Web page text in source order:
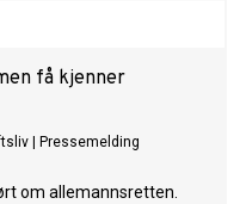
få kjenner
Pressemelding
om allemannsretten.